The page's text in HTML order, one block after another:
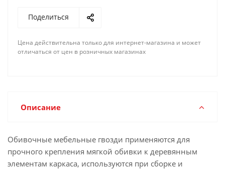
Поделиться
Цена действительна только для интернет-магазина и может
отличаться от цен в розничных магазинах
Описание
Обивочные мебельные гвозди применяются для
прочного крепления мягкой обивки к деревянным
элементам каркаса, используются при сборке и